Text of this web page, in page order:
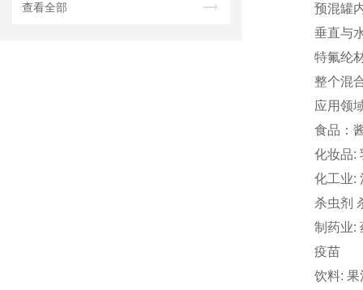
查看全部
预混罐
垂直与
特氟纶
整个混
应用领
食品：
化妆品:
化工业:
杀虫剂
制药业:
疫苗
饮料: